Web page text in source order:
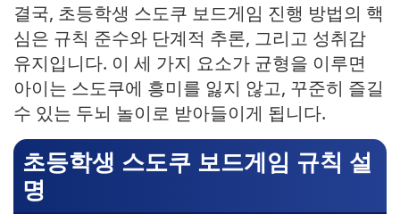
결국, 초등학생 스도쿠 보드게임 진행 방법의 핵
심은 규칙 준수와 단계적 추론, 그리고 성취감
유지입니다. 이 세 가지 요소가 균형을 이루면
아이는 스도쿠에 흥미를 잃지 않고, 꾸준히 즐길
수 있는 두뇌 놀이로 받아들이게 됩니다.
초등학생 스도쿠 보드게임 규칙 설
명